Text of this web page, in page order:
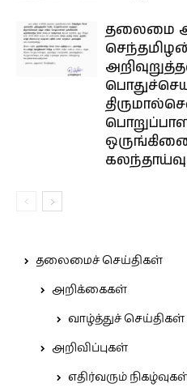
தலைமை
தலைமைச் செய்திகள்
அறிக்கைகள்
வாழ்த்துச் செய்திகள்
அறிவிப்புகள்
எதிர்வரும்